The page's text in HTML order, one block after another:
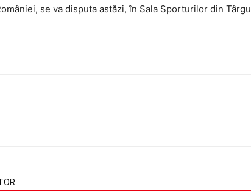
se va disputa astăzi, în Sala Sporturilor din Târgu